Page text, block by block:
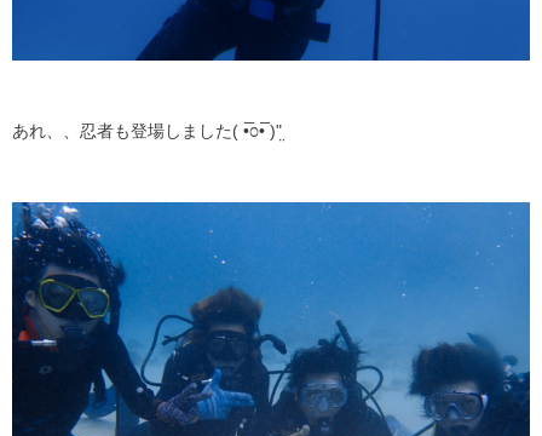
あれ、、忍者も登場しました( •̅೦•̅ )ʺ̤